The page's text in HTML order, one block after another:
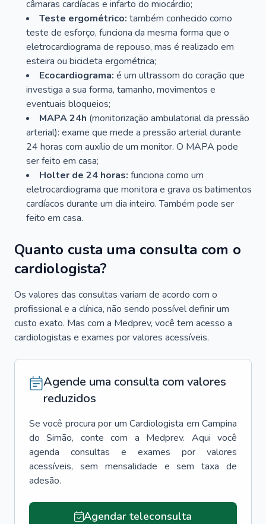
câmaras cardíacas e infarto do miocárdio;
Teste ergométrico: também conhecido como
teste de esforço, funciona da mesma forma que o
eletrocardiograma de repouso, mas é realizado em
esteira ou bicicleta ergométrica;
Ecocardiograma: é um ultrassom do coração que
investiga a sua forma, tamanho, movimentos e
eventuais bloqueios;
MAPA 24h (monitorização ambulatorial da pressão
arterial): exame que mede a pressão arterial durante
24 horas com auxílio de um monitor. O MAPA pode
ser feito em casa;
Holter de 24 horas: funciona como um
eletrocardiograma que monitora e grava os batimentos
cardíacos durante um dia inteiro. Também pode ser
feito em casa.
Quanto custa uma consulta com o
cardiologista?
Os valores das consultas variam de acordo com o
profissional e a clínica, não sendo possível definir um
custo exato. Mas com a Medprev, você tem acesso a
cardiologistas e exames por valores acessíveis.
Agende uma consulta com valores
reduzidos
Se você procura por um Cardiologista em Campina
do Simão, conte com a Medprev. Aqui você
agenda consultas e exames por valores
acessíveis, sem mensalidade e sem taxa de
adesão.
Agendar teleconsulta